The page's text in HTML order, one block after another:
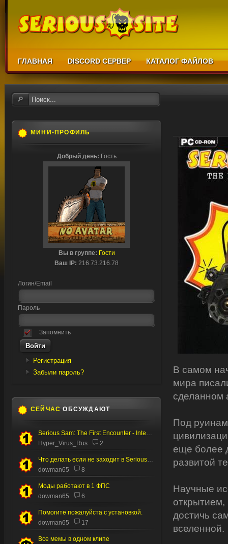
ГЛАВНАЯ DISCORD СЕРВЕР КАТАЛОГ ФАЙЛОВ
В самом
мира
сделанном
Под
еще более
развитой
Научные
открытием,
достичь
вселенной.
МИНИ-ПРОФИЛЬ
Добрый день: Гость
Вы в группе: Гости
Ваш IP: 216.73.216.78
Логин/Email
Пароль
Запомнить
Регистрация
Забыли пароль?
СЕЙЧАС ОБСУЖДАЮТ
Serious Sam: The First Encounter - Internal Test
Hyper_Virus_Rus
2
Что делать если не заходит в Serious editor
dowman65
8
Моды работают в 1 ФПС
dowman65
6
Помогите пожалуйста с установкой.
dowman65
17
Все мемы в одном клипе